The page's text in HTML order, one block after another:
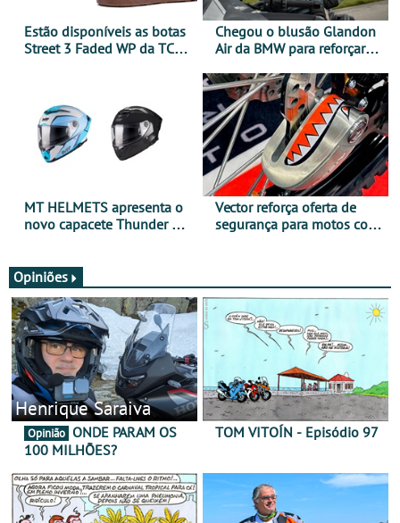
Estão disponíveis as botas
Street 3 Faded WP da TCX
Chegou o blusão Glandon
Air da BMW para reforçar
verão
MT HELMETS apresenta o
novo capacete Thunder 4 R
Vector reforça oferta de
segurança para motos com
Opiniões
Henrique Saraiva
Opinião
100 MILHÕES?
TOM VITOÍN - Episódio 97